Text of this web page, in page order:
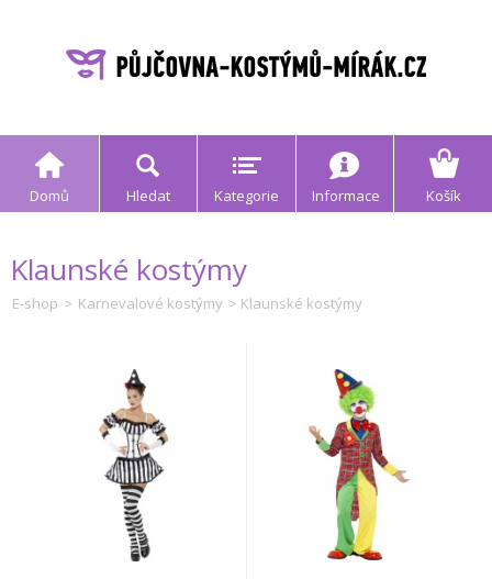
Domů Hledat Kategorie Informace Košík
Klaunské kostýmy
E-shop > Karnevalové kostýmy > Klaunské kostýmy